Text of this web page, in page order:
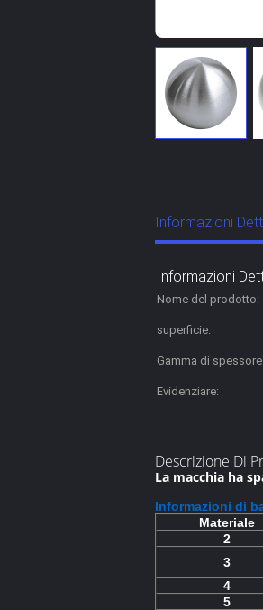
Informazioni
Informazioni
Nome del prodotto:
superficie:
Gamma di spessore:
Evidenziare:
Descrizione Di
La macchia ha
Informazioni di
Materiale
2
3
4
5